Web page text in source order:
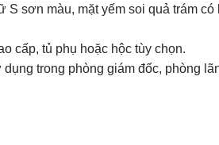
sơn màu, mặt yếm soi quả trám có
cấp, tủ phụ hoặc hộc tùy chọn.
dụng trong phòng giám đốc, phòng